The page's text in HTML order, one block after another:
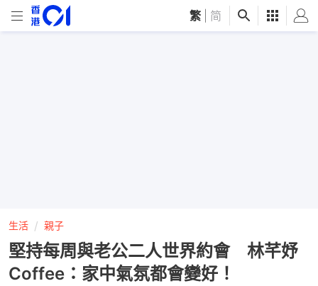
繁 简
生活 親子
堅持每周與老公二人世界約會 林芊妤
Coffee：家中氣氛都會變好！